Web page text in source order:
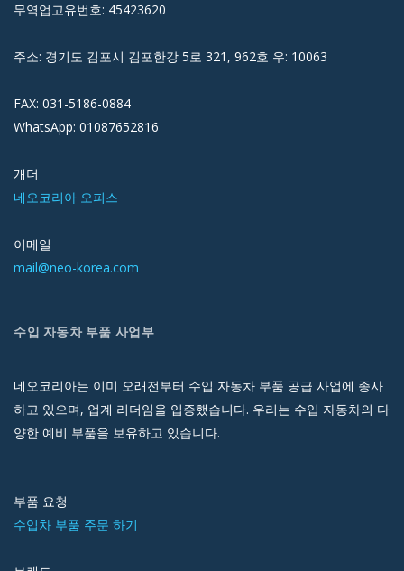
무역업고유번호: 45423620
주소: 경기도 김포시 김포한강 5로 321, 962호 우: 10063
FAX: 031-5186-0884
WhatsApp: 01087652816
개더
네오코리아 오피스
이메일
mail@neo-korea.com
수입 자동차 부품 사업부
네오코리아는 이미 오래전부터 수입 자동차 부품 공급 사업에 종사
하고 있으며, 업계 리더임을 입증했습니다. 우리는 수입 자동차의 다
양한 예비 부품을 보유하고 있습니다.
부품 요청
수입차 부품 주문 하기